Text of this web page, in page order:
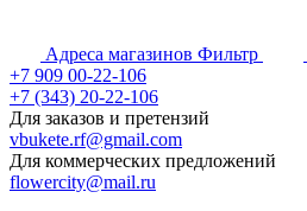
Адреса магазинов Фильтр
+7 909 00-22-106
+7 (343) 20-22-106
Для заказов и претензий
vbukete.rf@gmail.com
Для коммерческих предложений
flowercity@mail.ru